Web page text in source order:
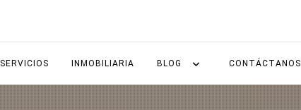
SERVICIOS INMOBILIARIA BLOG CONTÁCTANOS